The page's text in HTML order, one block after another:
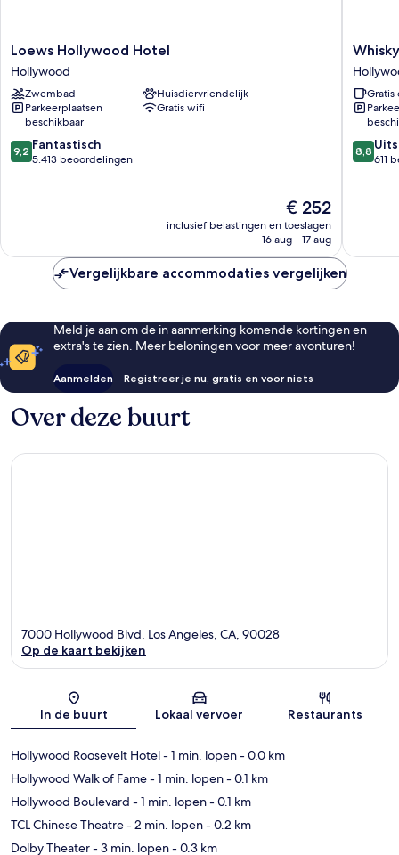
Loews
Hollywood
Hotel
Hollywood
Loews Hollywood Hotel
Hollywood
Zwembad
Huisdiervriendelijk
Parkeerplaatsen
beschikbaar
Gratis wifi
9.2
van
9,2 Fantastisch
5.413 beoordelingen
De
prijs
is
€ 252
inclusief belastingen en toeslagen
16 aug - 17 aug
Whisky
Hotel
8.8
van
8,8
611
Vergelijkbare accommodaties vergelijken
Meld je aan om de in aanmerking komende kortingen en
extra's te zien. Meer beloningen voor meer avonturen!
Aanmelden Registreer je nu, gratis en voor niets
Over deze buurt
Kaart
7000 Hollywood Blvd, Los Angeles, CA, 90028
Op de kaart bekijken
In de buurt Lokaal vervoer Restaurants
Hollywood Roosevelt Hotel- 1 min. lopen- 0.0 km
Hollywood Walk of Fame- 1 min. lopen- 0.1 km
Hollywood Boulevard - 1 min. lopen- 0.1 km
TCL Chinese Theatre- 2 min. lopen- 0.2 km
Dolby Theater- 3 min. lopen- 0.3 km